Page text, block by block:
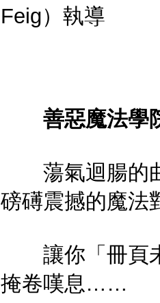
Feig）執導
善惡魔法學
蕩氣迴腸的曲
磅礡震撼的魔法
讓你「冊頁未
掩卷嘆息……